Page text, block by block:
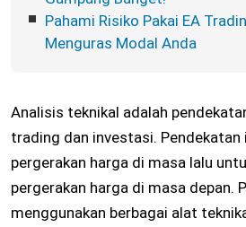
Pahami Risiko Pakai EA
Menguras Modal Anda
Analisis teknikal adalah
trading dan investasi.
pergerakan harga di masa lalu
pergerakan harga di masa depan.
menggunakan berbagai alat